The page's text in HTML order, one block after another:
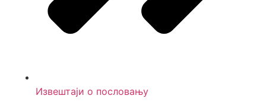
Извештаји о пословању